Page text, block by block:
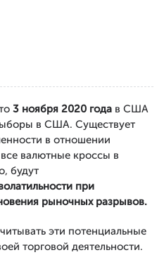
3 ноября 2020 года в США
в США. Существует
в отношении
все валютные кроссы в
будут
при
рыночных разрывов.
эти потенциальные
торговой деятельности.